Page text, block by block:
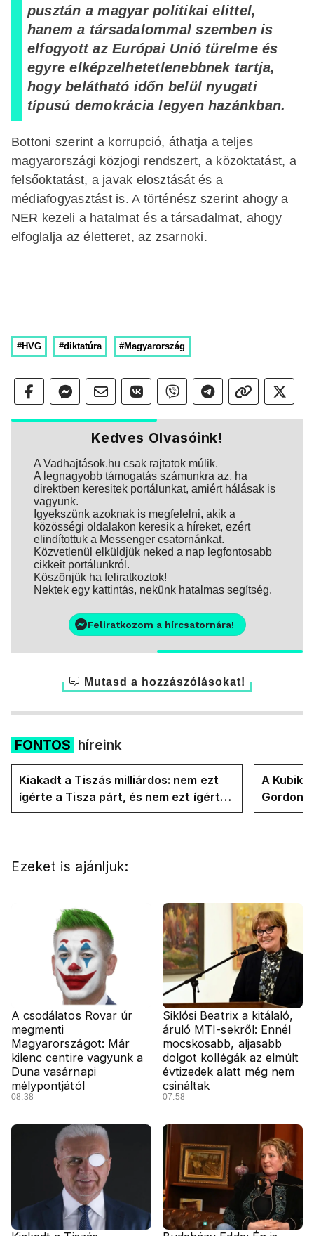
pusztán a magyar politikai elittel,
hanem a társadalommal szemben is
elfogyott az Európai Unió türelme és
egyre elképzelhetetlenebbnek tartja,
hogy belátható időn belül nyugati
típusú demokrácia legyen hazánkban.
Bottoni szerint a korrupció, áthatja a teljes
magyarországi közjogi rendszert, a közoktatást, a
felsőoktatást, a javak elosztását és a
médiafogyasztást is. A történész szerint ahogy a
NER kezeli a hatalmat és a társadalmat, ahogy
elfoglalja az életteret, az zsarnoki.
#HVG #diktatúra #Magyarország
Kedves Olvasóink!
A Vadhajtások.hu csak rajtatok múlik.
A legnagyobb támogatás számunkra az, ha
direktben keresitek portálunkat, amiért hálásak is
vagyunk.
Igyekszünk azoknak is megfelelni, akik a
közösségi oldalakon keresik a híreket, ezért
elindítottuk a Messenger csatornánkat.
Közvetlenül elküldjük neked a nap legfontosabb
cikkeit portálunkról.
Köszönjük ha feliratkoztok!
Nektek egy kattintás, nekünk hatalmas segítség.
Feliratkozom a hírcsatornára!
Mutasd a hozzászólásokat!
FONTOS híreink
Kiakadt a Tiszás milliárdos: nem ezt
ígérte a Tisza párt, és nem ezt ígérte
Magyar Péter a kampányban
A Kubik
Gordon
Magyar
Ezeket is ajánljuk:
A csodálatos Rovar úr
megmenti
Magyarországot: Már
kilenc centire vagyunk a
Duna vasárnapi
mélypontjától
08:38
Siklósi Beatrix a kitálaló,
áruló MTI-sekről: Ennél
mocskosabb, aljasabb
dolgot kollégák az elmúlt
évtizedek alatt még nem
csináltak
07:58